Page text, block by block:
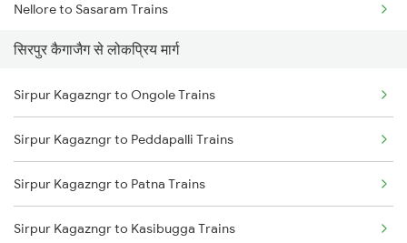
Sirpur Kagazngr to Sevagram Trains
Sirpur Kagazngr to Hyderabad Trains
Nellore to Sasaram Trains
Nellore to Surat Trains
Nellore to Satna Trains
Nellore to Siwan Trains
Nellore to Jamshedpur Trains
Nellore to Tadepalligudem Trains
सिरपुर कैगाजैग से लोकप्रिय मार्ग
Sirpur Kagazngr to Ongole Trains
Sirpur Kagazngr to Peddapalli Trains
Sirpur Kagazngr to Patna Trains
Sirpur Kagazngr to Kasibugga Trains